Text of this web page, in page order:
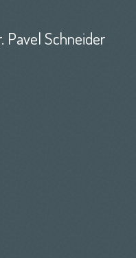
Pavel Schneider